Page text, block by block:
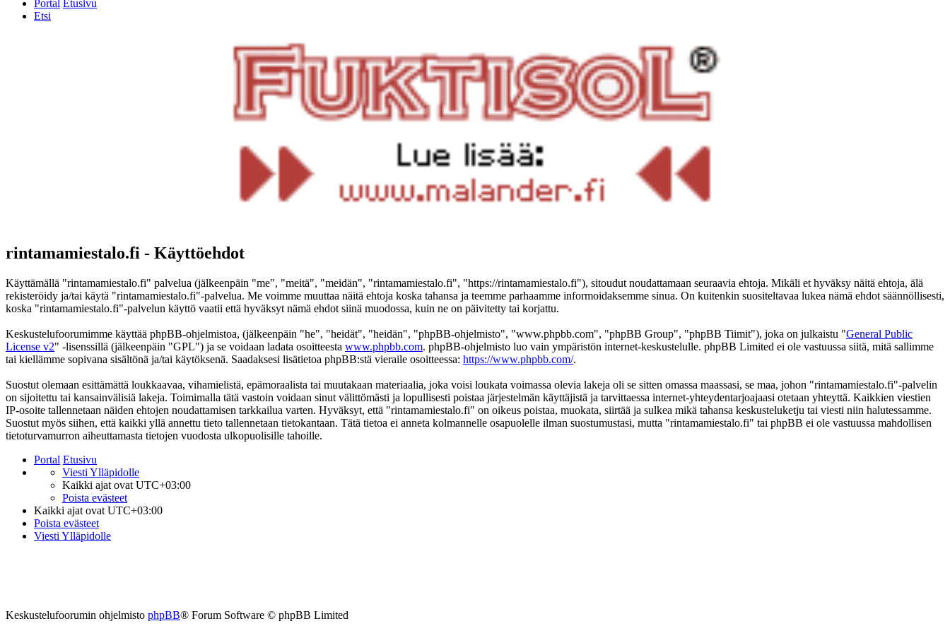
Portal Etusivu
Etsi
rintamamiestalo.fi - Käyttöehdot
Käyttämällä "rintamamiestalo.fi" palvelua (jälkeenpäin "me", "meitä", "meidän", "rintamamiestalo.fi", "https://rintamamiestalo.fi"), sitoudut noudattamaan seuraavia ehtoja. Mikäli et hyväksy näitä ehtoja, älä
rekisteröidy ja/tai käytä "rintamamiestalo.fi"-palvelua. Me voimme muuttaa näitä ehtoja koska tahansa ja teemme parhaamme informoidaksemme sinua. On kuitenkin suositeltavaa lukea nämä ehdot säännöllisesti,
koska "rintamamiestalo.fi"-palvelun käyttö vaatii että hyväksyt nämä ehdot siinä muodossa, kuin ne on päivitetty tai korjattu.
Keskustelufoorumimme käyttää phpBB-ohjelmistoa, (jälkeenpäin "he", "heidät", "heidän", "phpBB-ohjelmisto", "www.phpbb.com", "phpBB Group", "phpBB Tiimit"), joka on julkaistu "General Public
License v2" -lisenssillä (jälkeenpäin "GPL") ja se voidaan ladata osoitteesta www.phpbb.com. phpBB-ohjelmisto luo vain ympäristön internet-keskustelulle. phpBB Limited ei ole vastuussa siitä, mitä sallimme
tai kiellämme sopivana sisältönä ja/tai käytöksenä. Saadaksesi lisätietoa phpBB:stä vieraile osoitteessa: https://www.phpbb.com/.
Suostut olemaan esittämättä loukkaavaa, vihamielistä, epämoraalista tai muutakaan materiaalia, joka voisi loukata voimassa olevia lakeja oli se sitten omassa maassasi, se maa, johon "rintamamiestalo.fi"-palvelin
on sijoitettu tai kansainvälisiä lakeja. Toimimalla tätä vastoin voidaan sinut välittömästi ja lopullisesti poistaa järjestelmän käyttäjistä ja tarvittaessa internet-yhteydentarjoajaasi otetaan yhteyttä. Kaikkien viestien
IP-osoite tallennetaan näiden ehtojen noudattamisen tarkkailua varten. Hyväksyt, että "rintamamiestalo.fi" on oikeus poistaa, muokata, siirtää ja sulkea mikä tahansa keskusteluketju tai viesti niin halutessamme.
Suostut myös siihen, että kaikki yllä annettu tieto tallennetaan tietokantaan. Tätä tietoa ei anneta kolmannelle osapuolelle ilman suostumustasi, mutta "rintamamiestalo.fi" tai phpBB ei ole vastuussa mahdollisen
tietoturvamurron aiheuttamasta tietojen vuodosta ulkopuolisille tahoille.
Portal Etusivu
Viesti Ylläpidolle
Kaikki ajat ovat UTC+03:00
Poista evästeet
Kaikki ajat ovat UTC+03:00
Poista evästeet
Viesti Ylläpidolle
Keskustelufoorumin ohjelmisto phpBB® Forum Software © phpBB Limited